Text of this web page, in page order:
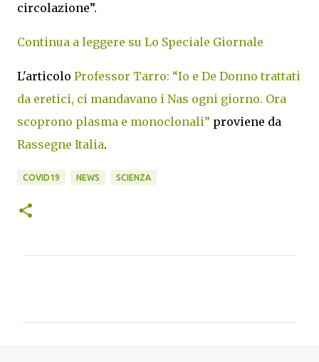
circolazione”.
Continua a leggere su Lo Speciale Giornale
L'articolo Professor Tarro: “Io e De Donno trattati
da eretici, ci mandavano i Nas ogni giorno. Ora
scoprono plasma e monoclonali” proviene da
Rassegne Italia.
COVID19 NEWS SCIENZA